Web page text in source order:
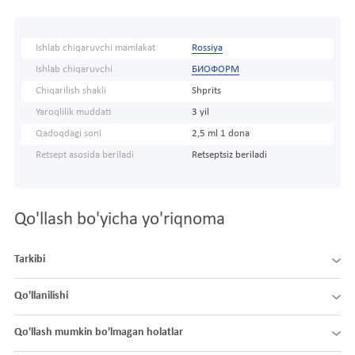
Ishlab chiqaruvchi mamlakat Rossiya
Ishlab chiqaruvchi БИОФОРМ
Chiqarilish shakli Shprits
Yaroqlilik muddati 3 yil
Qadoqdagi soni 2,5 ml 1 dona
Retsept asosida beriladi Retseptsiz beriladi
Qo'llash bo'yicha yo'riqnoma
Tarkibi
Qo'llanilishi
Qo'llash mumkin bo'lmagan holatlar